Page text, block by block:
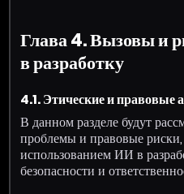
Глава 4. Вызовы и
в разработку
4.1. Этические и правовые
В данном разделе будут
проблемы и правовые
использованием ИИ в
безопасности и